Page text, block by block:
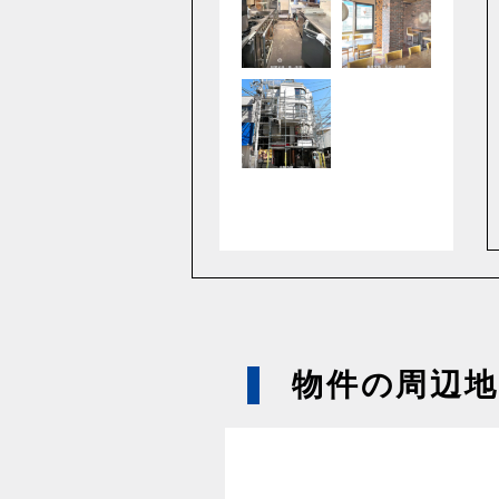
物件の周辺